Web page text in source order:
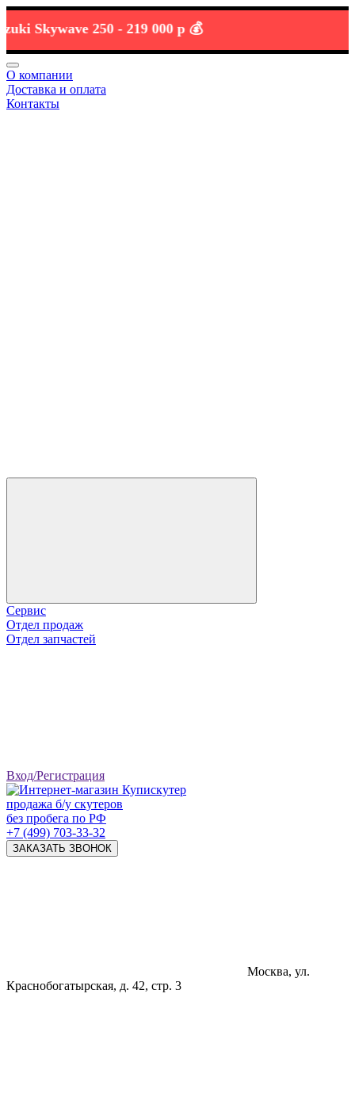
250 -219 000 р 💰
О компании
Доставка и оплата
Контакты
Сервис
Отдел продаж
Отдел запчастей
Вход/Регистрация
продажа б/у скутеров
без пробега по РФ
+7 (499) 703-33-32
ЗАКАЗАТЬ ЗВОНОК
Москва, ул.
Краснобогатырская, д. 42, стр. 3